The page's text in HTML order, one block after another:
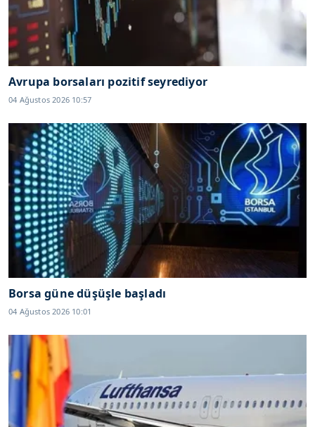
Avrupa borsaları pozitif seyrediyor
04 Ağustos 2026 10:57
Borsa güne düşüşle başladı
04 Ağustos 2026 10:01